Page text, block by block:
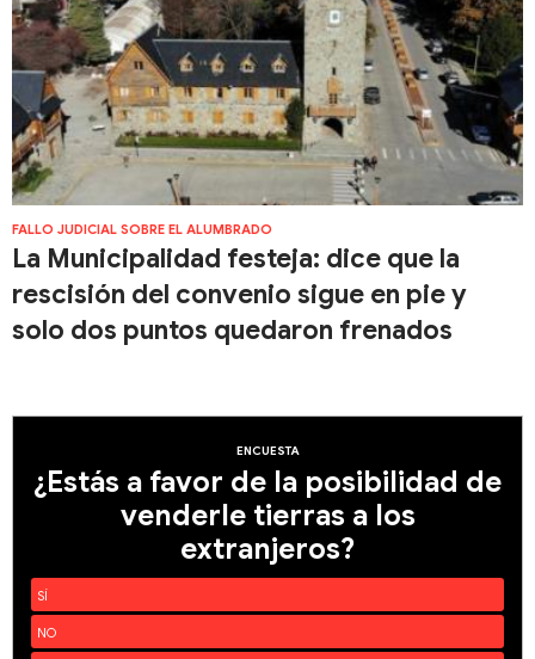
FALLO JUDICIAL SOBRE EL ALUMBRADO
La Municipalidad festeja: dice que la
rescisión del convenio sigue en pie y
solo dos puntos quedaron frenados
ENCUESTA
¿Estás a favor de la posibilidad de
venderle tierras a los
extranjeros?
SÍ
NO